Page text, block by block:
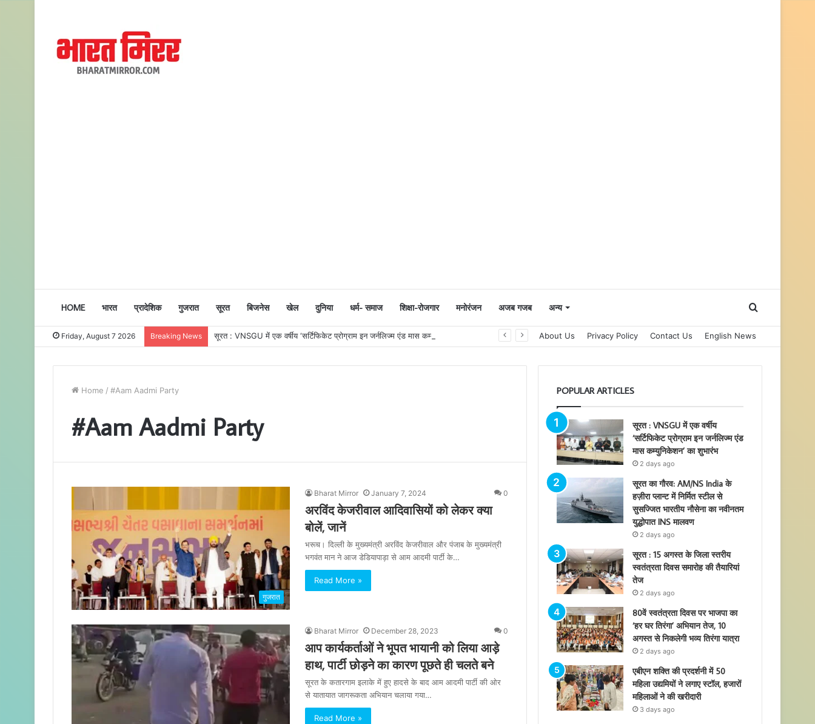
HOME भारत प्रादेशिक गुजरात सूरत बिजनेस खेल दुनिया धर्म- समाज शिक्षा-रोजगार मनोरंजन अजब गजब अन्य Search
for
Friday, August 7 2026 Breaking News सूरत : VNSGU में एक वर्षीय ‘सर्टिफिकेट प्रोग्राम इन जर्नलिज्म एंड मास कम्युनिकेशन’ का शुभारंभ About Us Privacy Policy Contact Us English News
Home / #Aam Aadmi Party
#Aam Aadmi Party
गुजरात
Bharat Mirror January 7, 2024 0
अरविंद केजरीवाल आदिवासियों को लेकर क्या
बोलें, जानें
भरूच। दिल्ली के मुख्यमंत्री अरविंद केजरीवाल और पंजाब के मुख्यमंत्री
भगवंत मान ने आज डेडियापाड़ा से आम आदमी पार्टी के…
Read More »
Bharat Mirror December 28, 2023 0
आप कार्यकर्ताओं ने भूपत भायानी को लिया आड़े
हाथ, पार्टी छोड़ने का कारण पूछते ही चलते बने
सूरत के कतारगाम इलाके में हुए हादसे के बाद आम आदमी पार्टी की ओर
से यातायात जागरूकता अभियान चलाया गया…
Read More »
POPULAR ARTICLES
सूरत : VNSGU में एक वर्षीय
‘सर्टिफिकेट प्रोग्राम इन जर्नलिज्म एंड
मास कम्युनिकेशन’ का शुभारंभ
2 days ago
सूरत का गौरव: AM/NS India के
हज़ीरा प्लान्ट में निर्मित स्टील से
सुसज्जित भारतीय नौसेना का नवीनतम
युद्धोपात INS मालवण
2 days ago
सूरत : 15 अगस्त के जिला स्तरीय
स्वतंत्रता दिवस समारोह की तैयारियां
तेज
2 days ago
80वें स्वतंत्रता दिवस पर भाजपा का
‘हर घर तिरंगा’ अभियान तेज, 10
अगस्त से निकलेगी भव्य तिरंगा यात्रा
2 days ago
एबीएन शक्ति की प्रदर्शनी में 50
महिला उद्यमियों ने लगाए स्टॉल, हजारों
महिलाओं ने की खरीदारी
3 days ago